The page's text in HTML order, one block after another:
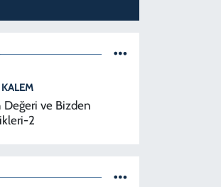
Değeri ve Bizden
2